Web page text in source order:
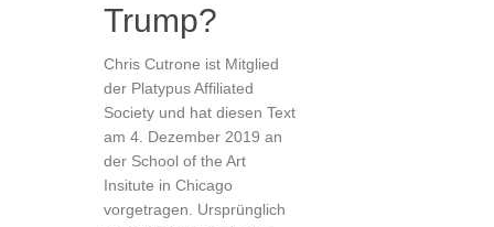
Trump?
Chris Cutrone ist Mitglied
der Platypus Affiliated
Society und hat diesen Text
am 4. Dezember 2019 an
der School of the Art
Insitute in Chicago
vorgetragen. Ursprünglich